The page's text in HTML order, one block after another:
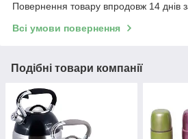
Повернення товару впродовж 14 днів
Всі умови повернення
Подібні товари компанії